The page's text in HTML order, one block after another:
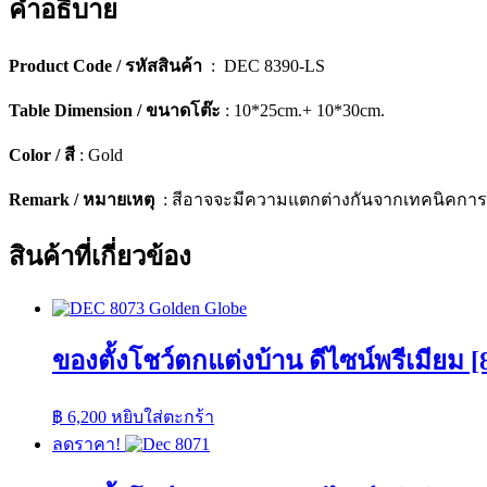
(เซ็ต
ชิ้น)
LS]
คำอธิบาย
Product Code / รหัสสินค้า : DEC 8390-LS
Table Dimension / ขนาดโต๊ะ : 10*25cm.+ 10*30cm.
Color / สี : Gold
Remark / หมายเหตุ : สีอาจจะมีความแตกต่างกันจากเทคนิคกา
สินค้าที่เกี่ยวข้อง
ของตั้งโชว์ตกแต่งบ้าน ดีไซน์พรีเมียม
฿ 6,200 หยิบใส่ตะกร้า
ลดราคา!